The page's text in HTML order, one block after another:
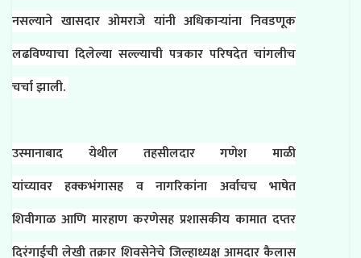
नसल्याने खासदार ओमराजे यांनी अधिकाऱ्यांना निवडणूक
लढविण्याचा दिलेल्या सल्ल्याची पत्रकार परिषदेत चांगलीच
चर्चा झाली.
उस्मानाबाद येथील तहसीलदार गणेश माळी
यांच्यावर हक्कभंगासह व नागरिकांना अर्वाचच भाषेत
शिवीगाळ आणि मारहाण करणेसह प्रशासकीय कामात दप्तर
दिरंगाईची लेखी तक्रार शिवसेनेचे जिल्हाध्यक्ष आमदार कैलास